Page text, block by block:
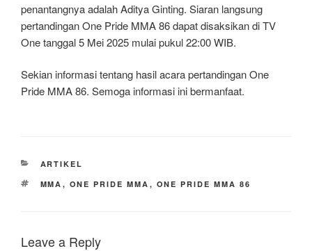
penantangnya adalah Aditya Ginting. Siaran langsung
pertandingan One Pride MMA 86 dapat disaksikan di TV
One tanggal 5 Mei 2025 mulai pukul 22:00 WIB.
Sekian informasi tentang hasil acara pertandingan One
Pride MMA 86. Semoga informasi ini bermanfaat.
CATEGORIES
ARTIKEL
TAGS
MMA , ONE PRIDE MMA , ONE PRIDE MMA 86
Leave a Reply